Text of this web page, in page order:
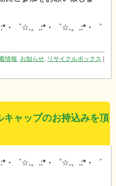
・゜☆.。.:*・゜☆.。.:*・゜
情報, お知らせ, リサイクルボックス |
ャップのお持込みを頂
・゜☆.。.:*・゜☆.。.:*・゜